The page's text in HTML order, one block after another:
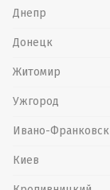
Днепр
Донецк
Житомир
Ужгород
Ивано-Франковск
Киев